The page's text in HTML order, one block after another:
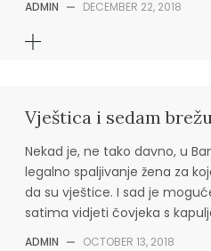
ADMIN — DECEMBER 22, 2018
Vještica i sedam
Nekad je, ne tako davno, u
legalno spaljivanje žena za
da su vještice. I sad je
satima vidjeti čovjeka s
ADMIN — OCTOBER 13, 2018